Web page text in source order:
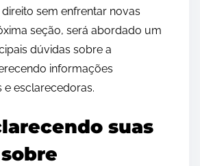
sem enfrentar novas
seção, será abordado um
dúvidas sobre a
informações
esclarecedoras.
suas